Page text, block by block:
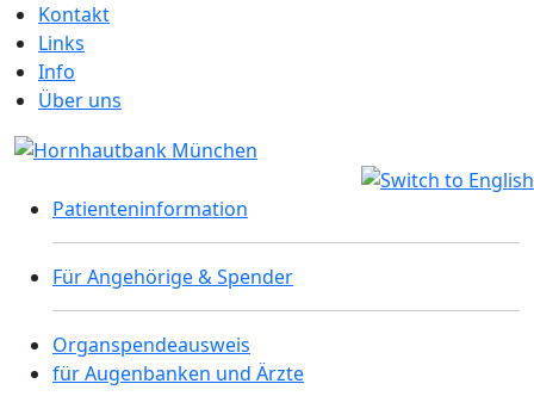
Kontakt
Links
Info
Über uns
Patienteninformation
Für Angehörige & Spender
Organspendeausweis
für Augenbanken und Ärzte